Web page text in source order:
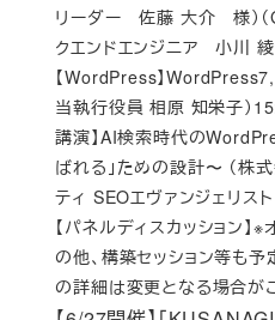
リーダー 佐藤 大介 様）
クエンドエンジニア 小川
【WordPress】
当執行役員 相原 知栄子）
講演】AI検索時代の
ばれる」ための設計〜 （株
ティ SEOエヴァンジェリス
【パネルディスカッション
の他、構築セッション等も予
の詳細は変更となる場合が